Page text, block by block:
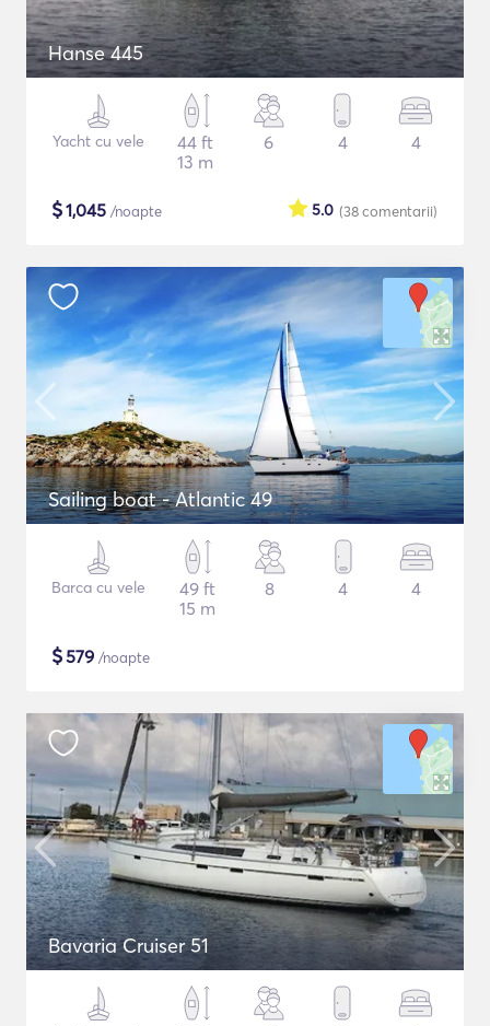
Hanse 445
Yacht cu vele
44 ft
13 m
6 4 4
$1,045 /noapte (38comentarii)
5.0
Sailing boat - Atlantic 49
Barca cu vele
49 ft
15 m
8 4 4
$579 /noapte
Bavaria Cruiser 51